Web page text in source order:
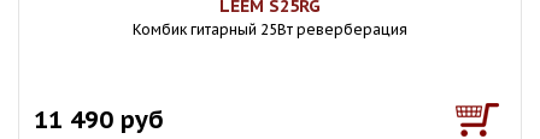
LEEM S25RG
Комбик гитарный 25Вт реверберация
11 490 руб